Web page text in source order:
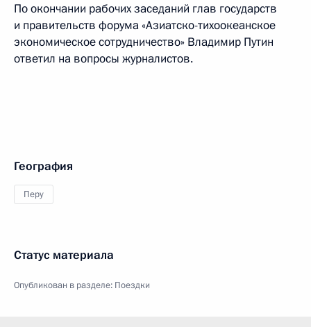
По окончании рабочих заседаний глав государств
и правительств форума «Азиатско-тихоокеанское
экономическое сотрудничество» Владимир Путин
ответил на вопросы журналистов.
География
Перу
Статус материала
Опубликован в разделе: Поездки